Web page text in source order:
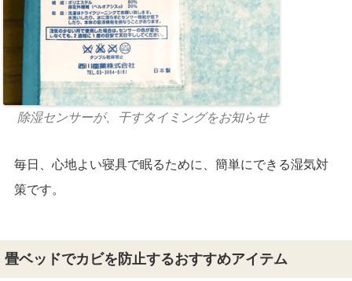
除湿センサーが、干すタイミングをお知らせ
毎日、心地よい寝具で眠るために、簡単にできる湿気対
策です。
畳ベッドでカビを防止するおすすめアイテム